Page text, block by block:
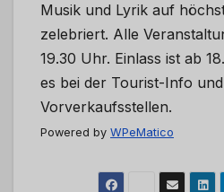
Musik und Lyrik auf
zelebriert. Alle
19.30 Uhr. Einlass ist ab
es bei der Tourist-Info
Vorverkaufsstellen.
Powered by WPeMatico